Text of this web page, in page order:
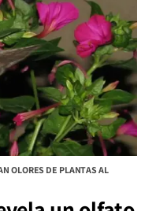
OLORES DE PLANTAS AL